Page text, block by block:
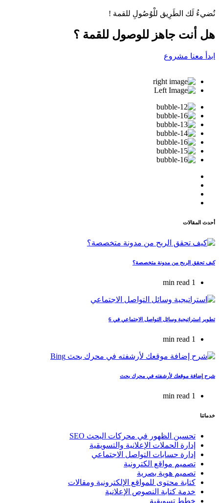
نُضيءُ لَك الطَرِيق للْوُصُولِ للقمة !
هل أنت جاهز للوصول للقمة ؟
ابدأ معنا مشروع
أحدث المقالات
كيف تحقق الربح من مدونة متخصصة؟
1 min read
تطوير استراتيجية وسائل التواصل الاجتماعي في 6
1 min read
شرح إضافة موقعك لأرشفته في محرك بحث
1 min read
خدماتنا
تحسين الظهور في محركات البحث SEO
إدارة الحملات الإعلانية والتسويقية
إدارة حسابات التواصل الاجتماعي
تصميم مواقع الكترونية
تصميم هوية بصرية
كتابة محتوى للمواقع الإلكترونية ومقالات
خدمة كتابة النصوص الإعلانية
خطط تسويقية